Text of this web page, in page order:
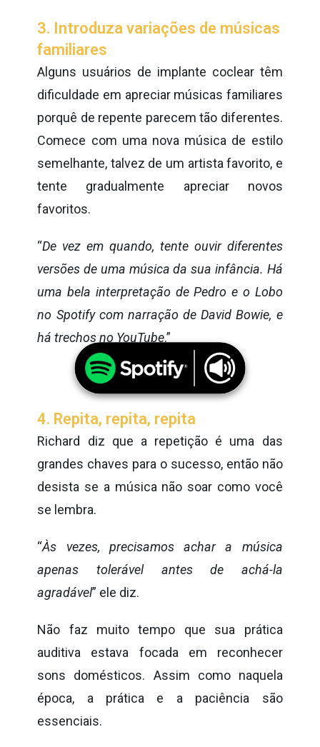
3. Introduza variações de músicas
familiares
Alguns usuários de implante coclear têm
dificuldade em apreciar músicas familiares
porquê de repente parecem tão diferentes.
Comece com uma nova música de estilo
semelhante, talvez de um artista favorito, e
tente gradualmente apreciar novos
favoritos.
“De vez em quando, tente ouvir diferentes
versões de uma música da sua infância. Há
uma bela interpretação dePedro e o Lobo
no Spotifycom narração de David Bowie, e
há trechos no YouTube.”
4. Repita, repita, repita
Richard diz que a repetição é uma das
grandes chaves para o sucesso, então não
desista se a música não soar como você
se lembra.
“Às vezes, precisamos achar a música
apenas tolerável antes de achá-la
agradável” ele diz.
Não faz muito tempo que sua prática
auditiva estava focada em reconhecer
sons domésticos. Assim como naquela
época, a prática e a paciência são
essenciais.